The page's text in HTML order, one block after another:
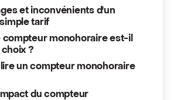
et inconvénients d'un
tarif
compteur monohoraire est-il
choix ?
un compteur monohoraire
du compteur